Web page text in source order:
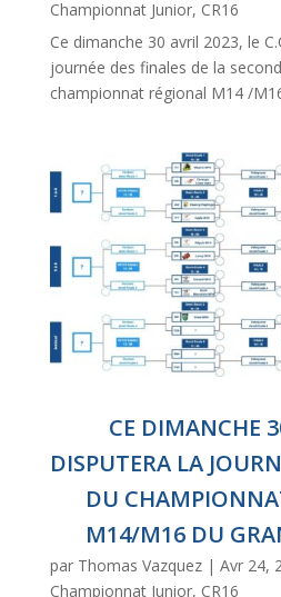
Championnat Junior, CR16
Ce dimanche 30 avril 2023, le
journée des finales de la
championnat régional M14 /
CE DIMANCHE
DISPUTERA LA
DU
M14/M16 DU
par Thomas Vazquez| Avr 24,
Championnat Junior, CR16